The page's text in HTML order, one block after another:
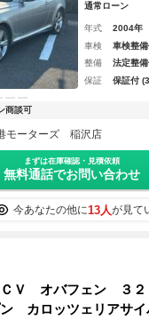
通常ローン
年式 2004年
車検
車検整
整備
法定整
保証
保証付
商談可
モーターズ 稲沢店
まずは在庫確認・見積依頼
無料通話でお問い合わせ
今あなたの他に13人が見て
Ｖ オバフェン ３２
カロッツェリアサ